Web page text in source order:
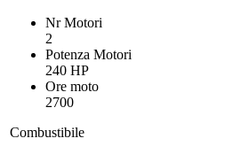
Nr Motori
2
Potenza Motori
240 HP
Ore moto
2700
Combustibile